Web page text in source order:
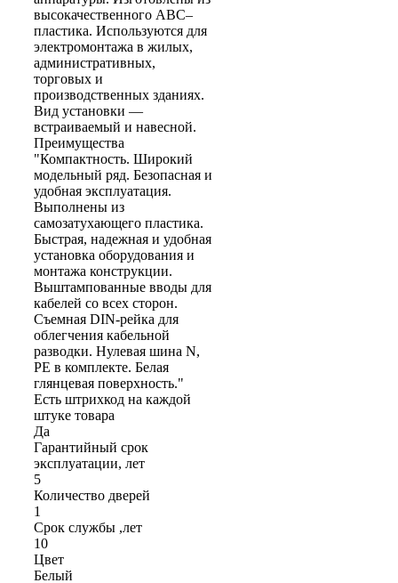
высокачественного АВС–
пластика. Используются для
электромонтажа в жилых,
административных,
торговых и
производственных зданиях.
Вид установки —
встраиваемый и навесной.
Преимущества
"Компактность. Широкий
модельный ряд. Безопасная и
удобная эксплуатация.
Выполнены из
самозатухающего пластика.
Быстрая, надежная и удобная
установка оборудования и
монтажа конструкции.
Выштампованные вводы для
кабелей со всех сторон.
Съемная DIN-рейка для
облегчения кабельной
разводки. Нулевая шина N,
PE в комплекте. Белая
глянцевая поверхность."
Есть штрихкод на каждой
штуке товара
Да
Гарантийный срок
эксплуатации, лет
5
Количество дверей
1
Срок службы ,лет
10
Цвет
Белый